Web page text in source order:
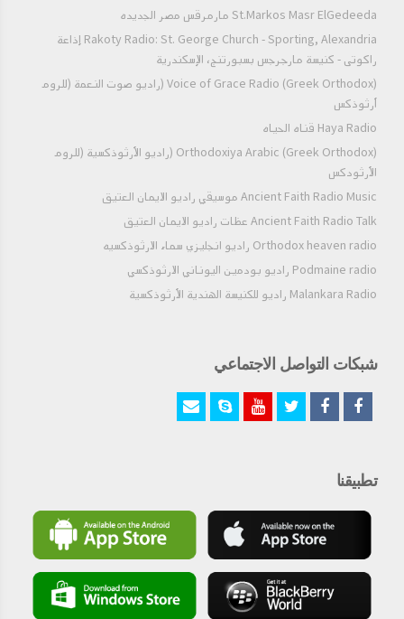
St.Markos Masr ElGedeeda مارمرقس مصر الجديده
Rakoty Radio: St. George Church - Sporting, Alexandria إذاعة
راكوتى - كنيسة مارجرجس بسبورتنج، الإسكندرية
Voice of Grace Radio (Greek Orthodox) (راديو صوت النعمة (للروم
أرثوذكس
Haya Radio قناه الحياه
Orthodoxiya Arabic (Greek Orthodox) (راديو الأرثوذكسية (للروم
الأرثودكس
Ancient Faith Radio Music موسيقي راديو الايمان العتيق
Ancient Faith Radio Talk عظات راديو الايمان العتيق
Orthodox heaven radio راديو انجليزي سماء الارثوذكسيه
Podmaine radio راديو بودمين اليوناني الارثوذكسي
Malankara Radio راديو للكنيسة الهندية الأرثوذكسية
شبكات التواصل الاجتماعي
تطبيقنا